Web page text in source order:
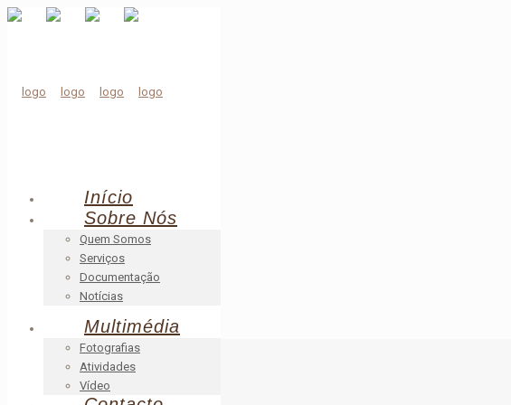
Início
Sobre Nós
Quem Somos
Serviços
Documentação
Notícias
Multimédia
Fotografias
Atividades
Vídeo
Início